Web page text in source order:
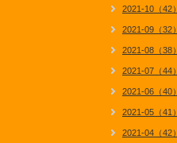
2021-10（42）
2021-09（32）
2021-08（38）
2021-07（44）
2021-06（40）
2021-05（41）
2021-04（42）